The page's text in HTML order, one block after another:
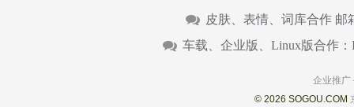
皮肤、表情、词库合作 邮
车载、企业版、Linux版合作：
企业推广
© 2026 SOGOU.COM